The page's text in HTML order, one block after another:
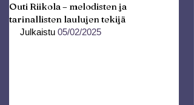
Outi Riikola – melodisten ja
tarinallisten laulujen tekijä
Julkaistu 05/02/2025